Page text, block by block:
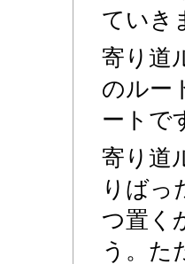
ていき
寄り道
のルー
ートで
寄り道
りばっ
つ置く
う。た